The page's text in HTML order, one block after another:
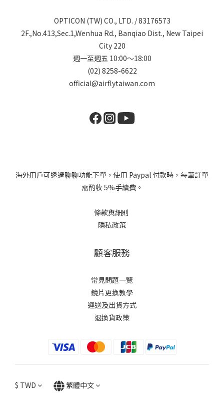
OPTICON (TW) CO., LTD. / 83176573
2F.,No.413,Sec.1,Wenhua Rd., Banqiao Dist., New Taipei
City 220
週一至週五 10:00～18:00
(02) 8258-6622
official@airflytaiwan.com
海外用戶可透過聊聊功能下單，使用 Paypal 付款時，每筆訂單
需酌收 5%手續費。
條款與細則
隱私政策
顧客服務
常見問題一覽
鏡片更換教學​
運送及出貨方式
退換貨政策
$ TWD 繁體中文